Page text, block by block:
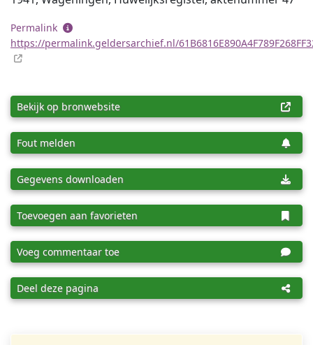
Permalink
https://permalink.geldersarchief.nl/
Bekijk op bronwebsite
Fout melden
Gegevens downloaden
Toevoegen aan favorieten
Voeg commentaar toe
Deel deze pagina